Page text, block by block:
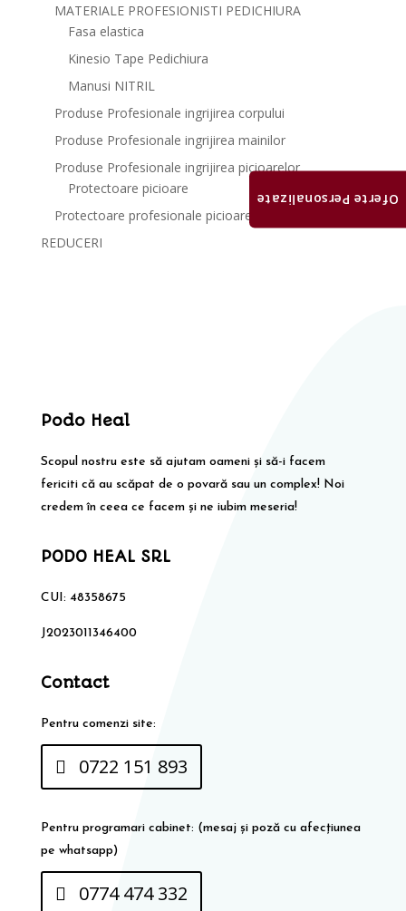
MATERIALE PROFESIONISTI PEDICHIURA
Fasa elastica
Kinesio Tape Pedichiura
Manusi NITRIL
Produse Profesionale ingrijirea corpului
Produse Profesionale ingrijirea mainilor
Produse Profesionale ingrijirea picioarelor
Protectoare picioare
Protectoare profesionale picioare
REDUCERI
Podo Heal
Scopul nostru este să ajutam oameni și să-i facem
fericiti că au scăpat de o povară sau un complex! Noi
credem în ceea ce facem și ne iubim meseria!
PODO HEAL SRL
CUI: 48358675
J2023011346400
Contact
Pentru comenzi site:
0722 151 893
Pentru programari cabinet: (mesaj și poză cu afecțiunea
pe whatsapp)
0774 474 332
Oferte Personalizate